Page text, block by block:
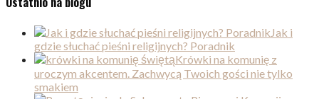
Jak i
gdzie słuchać pieśni religijnych? Poradnik
Krówki na komunię z
uroczym akcentem. Zachwycą Twoich gości nie tylko
smakiem